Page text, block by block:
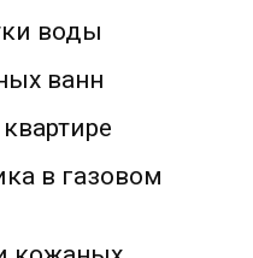
воды
ванн
в газовом